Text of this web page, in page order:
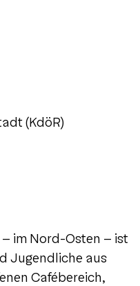
(KdöR)
im Nord-Osten – ist
Jugendliche aus
Cafébereich,